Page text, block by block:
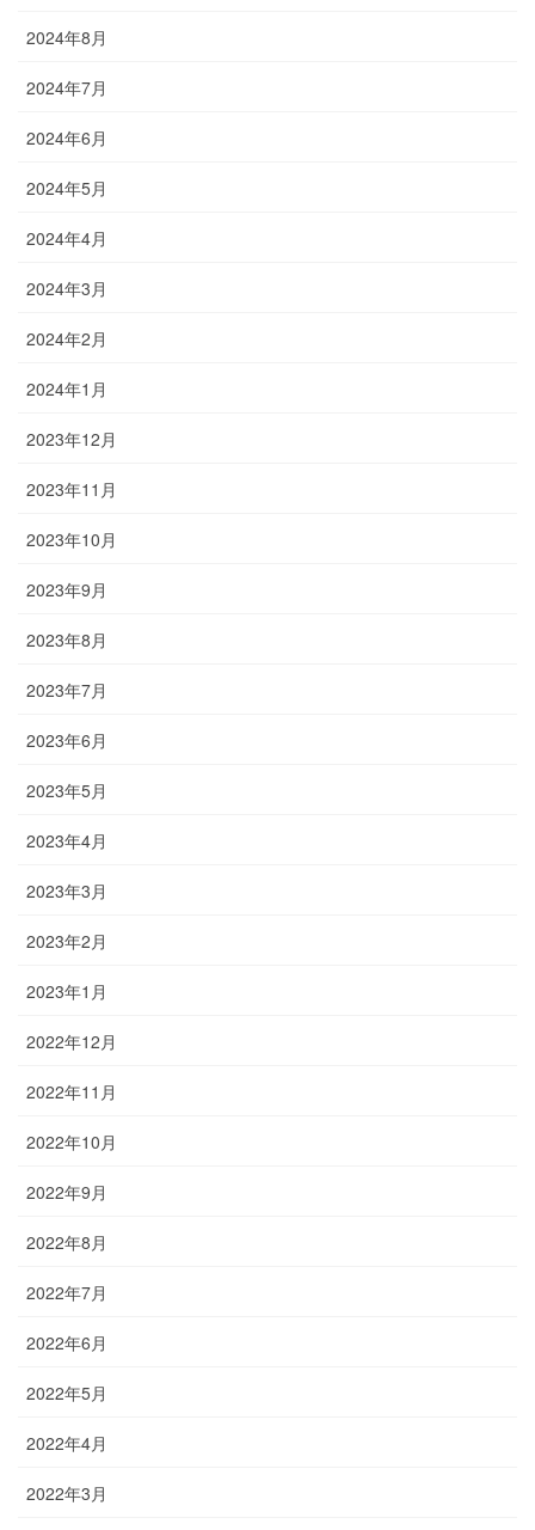
2024年8月
2024年7月
2024年6月
2024年5月
2024年4月
2024年3月
2024年2月
2024年1月
2023年12月
2023年11月
2023年10月
2023年9月
2023年8月
2023年7月
2023年6月
2023年5月
2023年4月
2023年3月
2023年2月
2023年1月
2022年12月
2022年11月
2022年10月
2022年9月
2022年8月
2022年7月
2022年6月
2022年5月
2022年4月
2022年3月